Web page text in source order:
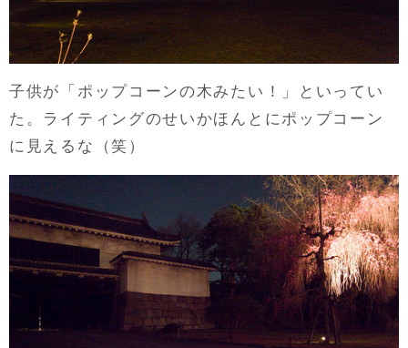
子供が「ポップコーンの木みたい！」といってい
た。ライティングのせいかほんとにポップコーン
に見えるな（笑）